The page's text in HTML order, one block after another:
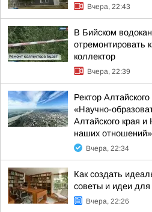
Вчера, 22:43
В Бийском
отремонтировать
коллектор
Вчера, 22:39
Ректор
«Научно-
Алтайского края
наших отношений»
Вчера, 22:34
Как создать
советы и идеи для
Вчера, 22:26